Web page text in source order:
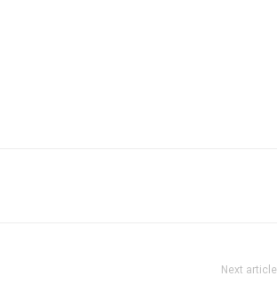
Next article